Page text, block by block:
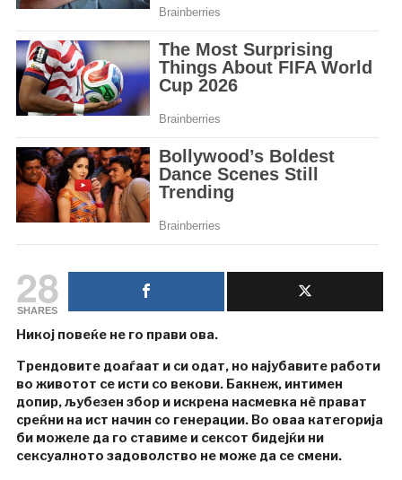
28
SHARES
Никој повеќе не го прави ова.
Трендовите доаѓаат и си одат, но најубавите работи
во животот се исти со векови. Бакнеж, интимен
допир, љубезен збор и искрена насмевка нè прават
среќни на ист начин со генерации. Во оваа категорија
би можеле да го ставиме и сексот бидејќи ни
сексуалното задоволство не може да се смени.